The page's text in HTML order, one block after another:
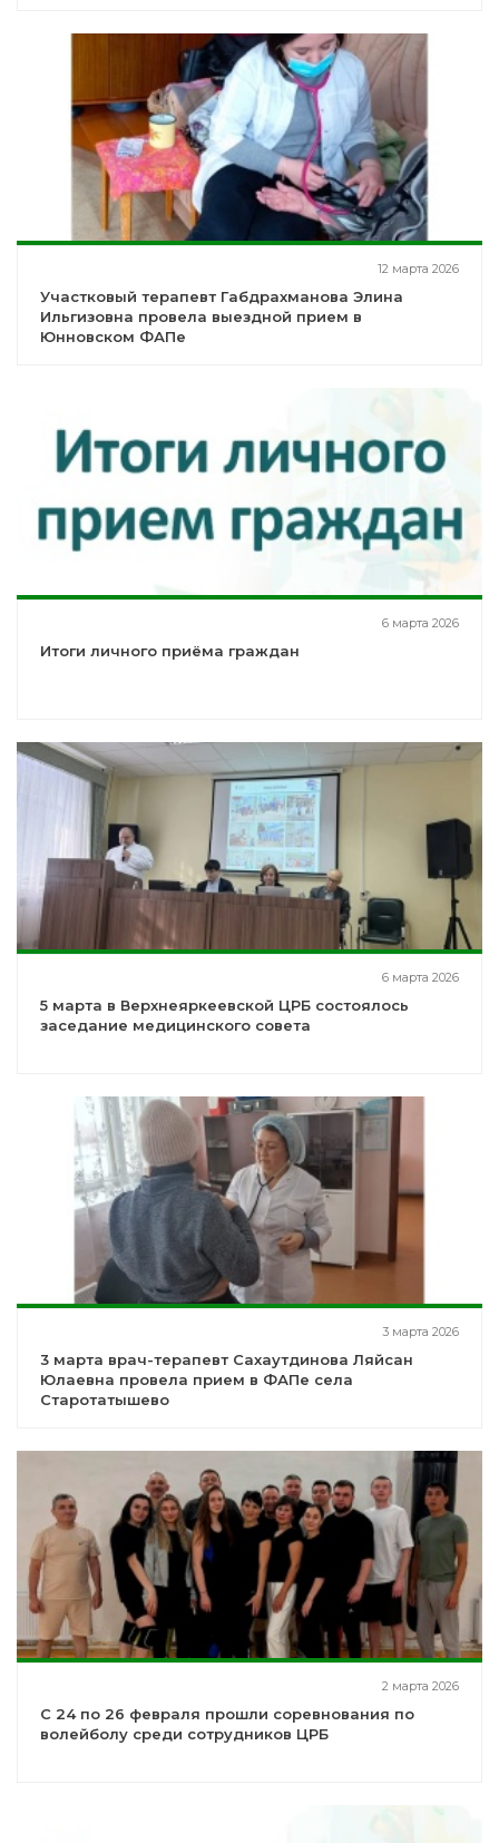
12 марта 2026
Участковый терапевт Габдрахманова Элина
Ильгизовна провела выездной прием в
Юнновском ФАПе
6 марта 2026
Итоги личного приёма граждан
6 марта 2026
5 марта в Верхнеяркеевской ЦРБ состоялось
заседание медицинского совета
3 марта 2026
3 марта врач-терапевт Сахаутдинова Ляйсан
Юлаевна провела прием в ФАПе села
Старотатышево
2 марта 2026
С 24 по 26 февраля прошли соревнования по
волейболу среди сотрудников ЦРБ